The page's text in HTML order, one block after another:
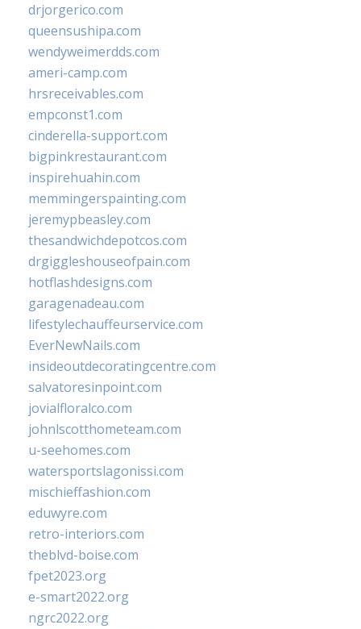
drjorgerico.com
queensushipa.com
wendyweimerdds.com
ameri-camp.com
hrsreceivables.com
empconst1.com
cinderella-support.com
bigpinkrestaurant.com
inspirehuahin.com
memmingerspainting.com
jeremypbeasley.com
thesandwichdepotcos.com
drgiggleshouseofpain.com
hotflashdesigns.com
garagenadeau.com
lifestylechauffeurservice.com
EverNewNails.com
insideoutdecoratingcentre.com
salvatoresinpoint.com
jovialfloralco.com
johnlscotthometeam.com
u-seehomes.com
watersportslagonissi.com
mischieffashion.com
eduwyre.com
retro-interiors.com
theblvd-boise.com
fpet2023.org
e-smart2022.org
ngrc2022.org